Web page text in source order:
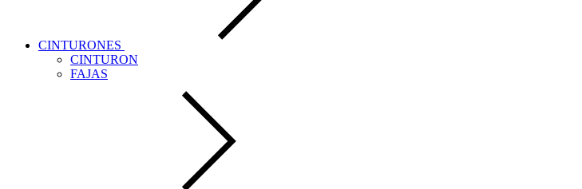
CINTURONES
CINTURON
FAJAS